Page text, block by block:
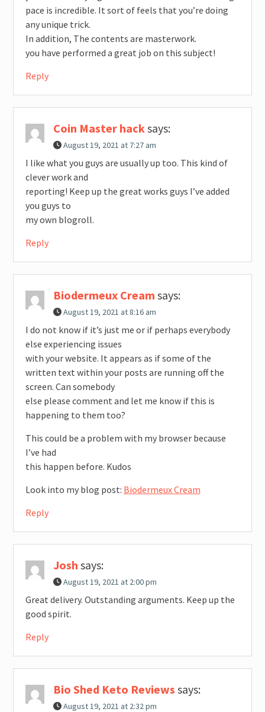
pace is incredible. It sort of feels that you’re doing
any unique trick.
In addition, The contents are masterwork.
you have performed a great job on this subject!
Reply
Coin Master hack says:
August 19, 2021 at 7:27 am
I like what you guys are usually up too. This kind of
clever work and
reporting! Keep up the great works guys I’ve added
you guys to
my own blogroll.
Reply
Biodermeux Cream says:
August 19, 2021 at 8:16 am
I do not know if it’s just me or if perhaps everybody
else experiencing issues
with your website. It appears as if some of the
written text within your posts are running off the
screen. Can somebody
else please comment and let me know if this is
happening to them too?
This could be a problem with my browser because
I’ve had
this happen before. Kudos
Look into my blog post: Biodermeux Cream
Reply
Josh says:
August 19, 2021 at 2:00 pm
Great delivery. Outstanding arguments. Keep up the
good spirit.
Reply
Bio Shed Keto Reviews says:
August 19, 2021 at 2:32 pm